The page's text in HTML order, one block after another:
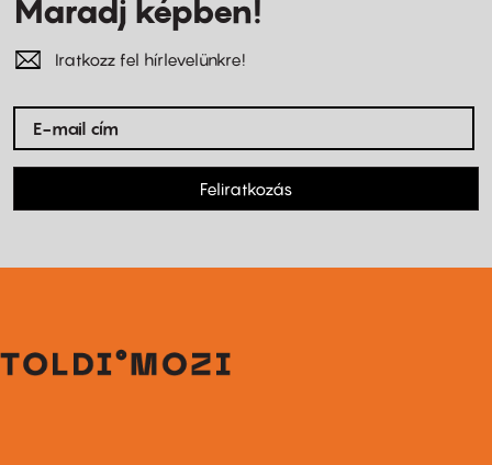
Maradj képben!
Iratkozz fel hírlevelünkre!
Feliratkozás